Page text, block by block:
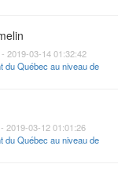
2019-03-14 01:32:42
du Québec au niveau de
2019-03-12 01:01:26
du Québec au niveau de